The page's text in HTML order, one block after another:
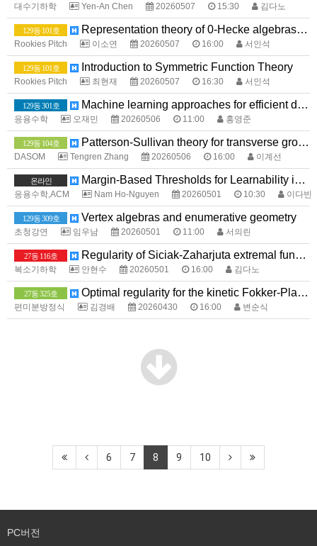
대수기하학 Yen-An Chen 20260507 15:30 김다노
129동 101호 Representation theory of 0-Hecke algebras and quasisymmetric functions
Rookies Pitch 이소연 20260507 16:00 서인석
129동 101호 Introduction to Symmetric Function Theory
Rookies Pitch 최현재 20260507 16:30 서인석
129동 301호 Machine learning approaches for efficient data assimilation and protein screening
응용수학 오재민 20260506 11:00 홍영준
129동 104호 Patterson-Sullivan theory for transverse groups
DASOM Tengren Zhang 20260506 16:00 이계선
온라인 Margin-Based Thresholds for Learnability in Online Strategic Classification
응용수학,ACM Nam Ho-Nguyen 20260501 10:30 이다빈
129동 309호 Vertex algebras and enumerative geometry
초청강연 임우남 20260501 11:00 서의린
27동 116호 Regularity of Siciak-Zaharjuta extremal functions on compact Hermitian manifolds
복소기하학 안현수 20260501 16:00 김다노
27동 325호 Optimal regularity for the kinetic Fokker-Planck equation near the boundary
편미분방정식 김경배 20260430 16:00 변순식
6 7 8 9 10
PC버전